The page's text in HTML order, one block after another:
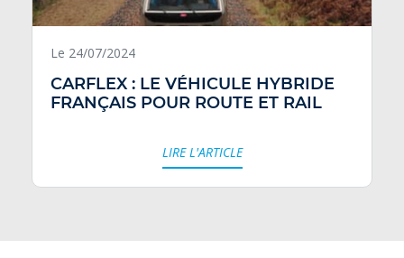
Le 24/07/2024
CARFLEX : LE VÉHICULE HYBRIDE
FRANÇAIS POUR ROUTE ET RAIL
LIRE L'ARTICLE